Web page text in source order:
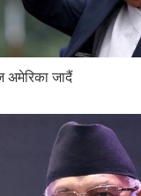
अमेरिका जादैं